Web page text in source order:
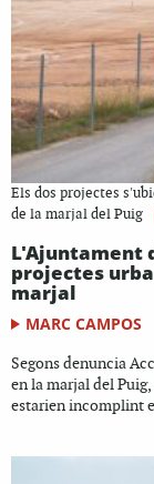
Els dos projectes
de la marjal del Puig
L'Ajuntament
projectes
marjal
MARC CAMPOS
Segons denuncia
en la marjal del
estarien incomplint